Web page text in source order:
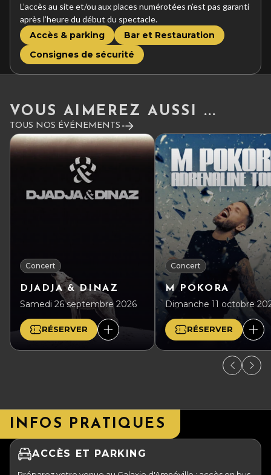
L’accès au site et/ou aux places numérotées n’est pas garanti
après l’heure du début du spectacle.
Accès & parking
Bar et Restauration
Consignes de sécurité
VOUS AIMEREZ AUSSI ...
TOUS NOS ÉVÉNEMENTS
Concert
DJADJA & DINAZ
Samedi 26 septembre 2026
RÉSERVER
Concert
M POKORA
Dimanche 11 octobre
RÉSERVER
INFOS PRATIQUES
ACCÈS ET PARKING